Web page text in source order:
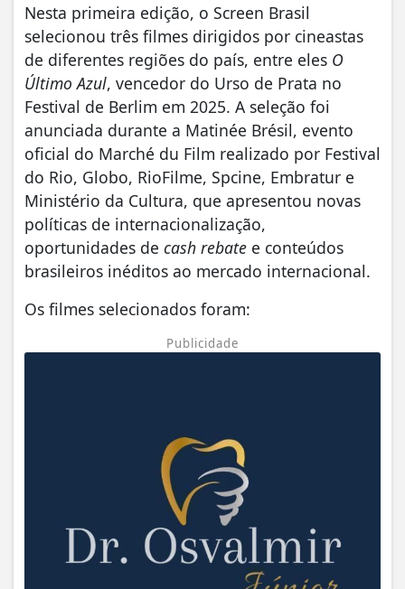
Nesta primeira edição, o Screen Brasil
selecionou três filmes dirigidos por cineastas
de diferentes regiões do país, entre eles O
Último Azul, vencedor do Urso de Prata no
Festival de Berlim em 2025. A seleção foi
anunciada durante a Matinée Brésil, evento
oficial do Marché du Film realizado por Festival
do Rio, Globo, RioFilme, Spcine, Embratur e
Ministério da Cultura, que apresentou novas
políticas de internacionalização,
oportunidades de cash rebate e conteúdos
brasileiros inéditos ao mercado internacional.
Os filmes selecionados foram:
Publicidade